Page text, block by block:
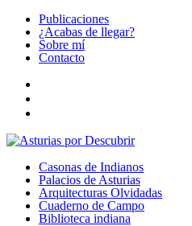
Publicaciones
¿Acabas de llegar?
Sobre mí
Contacto
Casonas de Indianos
Palacios de Asturias
Arquitecturas Olvidadas
Cuaderno de Campo
Biblioteca indiana